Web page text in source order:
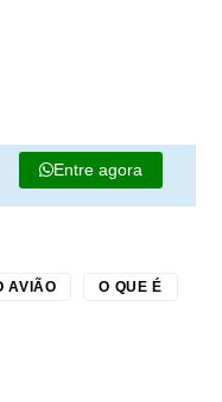
Entre agora
AVIÃO O QUE É